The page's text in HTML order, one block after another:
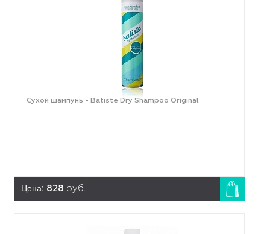
Сухой шампунь - Batiste Dry Shampoo Original
Цена: 828 руб.